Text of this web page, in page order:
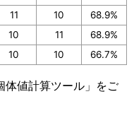
11 10
68.9%
10 11
68.9%
10 10 66.7%
体値計算ツール」をご